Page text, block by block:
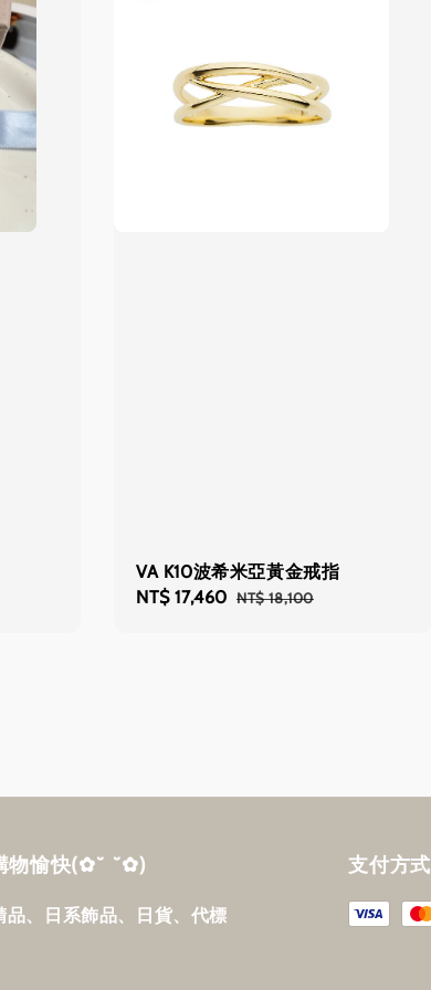
VA K10波希米亞黃金戒指
Sale
NT$ 17,460 Regular
NT$ 18,100
物愉快‎(✿˘ ˘✿)
、日系飾品、日貨、代標
支付方式